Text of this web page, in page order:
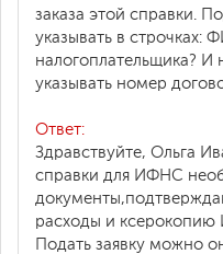
заказа этой справки.
указывать в строчках:
налогоплательщика?
указывать номер
Ответ:
Здравствуйте, Ольга
справки для ИФНС
расходы и ксерокопию
Подать заявку можно